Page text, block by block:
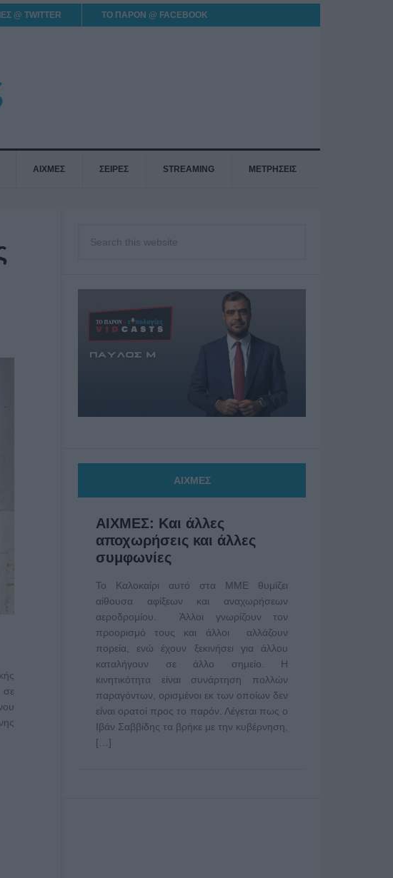
@ TWITTER ΤΟ ΠΑΡΟΝ @ FACEBOOK
ΑΙΧΜΕΣ ΣΕΙΡΕΣ STREAMING ΜΕΤΡΗΣΕΙΣ
σε
ΑΙΧΜΕΣ
ΑΙΧΜΕΣ: Και άλλες
αποχωρήσεις και άλλες
συμφωνίες
Το Καλοκαίρι αυτό στα ΜΜΕ θυμίζει
αίθουσα αφίξεων και αναχωρήσεων
αεροδρομίου. Άλλοι γνωρίζουν τον
προορισμό τους και άλλοι αλλάζουν
πορεία, ενώ έχουν ξεκινήσει για άλλου
καταλήγουν σε άλλο σημείο. Η
κινητικότητα είναι συνάρτηση πολλών
παραγόντων, ορισμένοι εκ των οποίων δεν
είναι ορατοί προς το παρόν. Λέγεται πως ο
Ιβάν Σαββίδης τα βρήκε με την κυβέρνηση,
[…]